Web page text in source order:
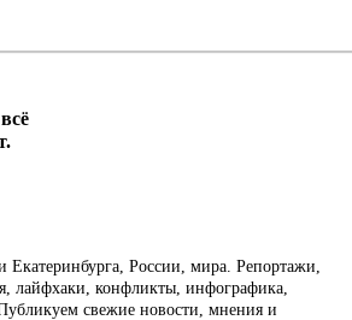
Екатеринбурга, России, мира. Репортажи,
лайфхаки, конфликты, инфографика,
свежие новости, мнения и